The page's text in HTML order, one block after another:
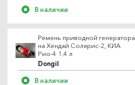
В наличии
Ремень приводной генератора
на Хендай Солярис-2, КИА
Рио-4 1.4 л
Dongil
В наличии